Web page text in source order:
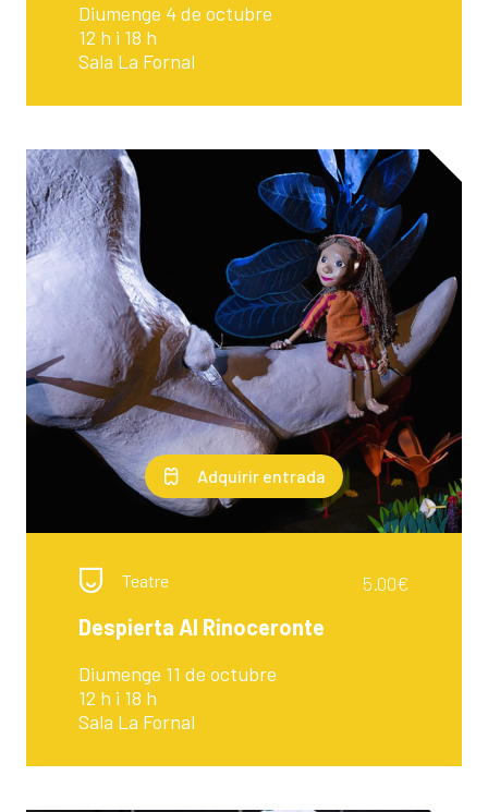
Diumenge 4 de octubre
12 h i 18 h
Sala La Fornal
Adquirir entrada
Teatre 5.00€
Despierta Al Rinoceronte
Diumenge 11 de octubre
12 h i 18 h
Sala La Fornal